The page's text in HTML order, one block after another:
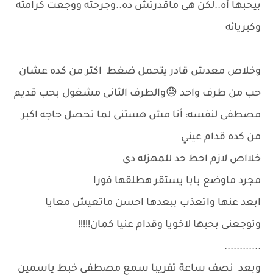
بيحبها أه..لكن هى ماقدرتش ده..وجرحته ووجعت كرامته
وكبريائه
وخلاص معدش قادر يتحمل ضغط اكتر من كده عشان
حب من طرف واحد 😓والطرف الثانى مشغول بحب قديم
مصطفى لنفسه: أنا مش هستنى لما تحصل حاجه اكبر
من كده قدام عيني
خلااص لازم احط حد للمهزله دى
مجرد ماوضع بابا يستقر هطلقها فورا
ابعد عنها واتعذب ببعدها احسن ماتعيش معايا
وتوجعنى بحبها لاخويا وقدام عنيا كمان!!!!!
............
وبعد نصف ساعة تقريبا سمع مصطفى خبط ياسمين